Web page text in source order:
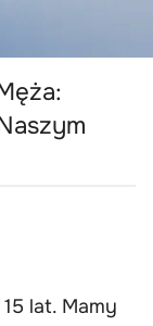
lat. Mamy